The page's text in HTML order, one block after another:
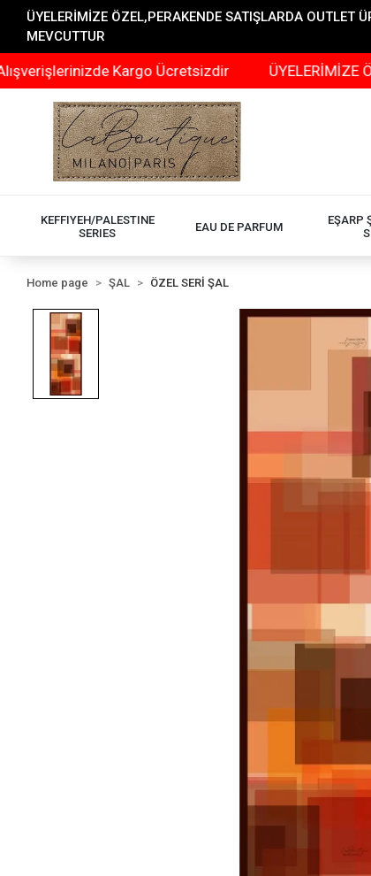
ÜYELERİMİZE ÖZEL,PERAKENDE SATIŞLARDA
MEVCUTTUR
Kargo Ücretsizdir ÜYELERİMİZE
KEFFIYEH/PALESTINE
SERIES
EAU DE PARFUM
EŞARP
Home page ŞAL ÖZEL SERİ ŞAL